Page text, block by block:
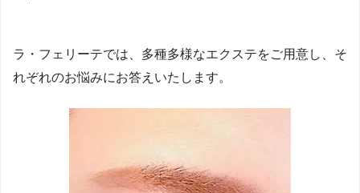
ラ・フェリーテでは、多種多様なエクステをご用意し、そ
れぞれのお悩みにお答えいたします。